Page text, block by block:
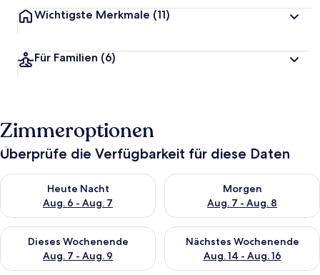
Wichtigste Merkmale (11)
Für Familien (6)
Zimmeroptionen
Überprüfe die Verfügbarkeit für diese Daten
Heute Nacht
Aug. 6 - Aug. 7
Überprüfe die Verfügbarkeit für heute Nacht, Aug. 6 - Aug. 7.
Morgen
Aug. 7 - Aug. 8
Überprüfe die Verfügbarkeit
Dieses Wochenende
Aug. 7 - Aug. 9
Überprüfe die Verfügbarkeit für dieses Wochenende, Aug. 7
Nächstes Wochenende
Aug. 14 - Aug. 16
Überprüfe die Verfügbarkeit